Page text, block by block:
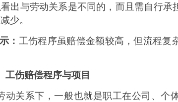
出与劳动关系是不同的，而且需自行承
少。
： 工伤程序虽赔偿金额较高，但流程复
工伤赔偿程序与项目
动关系下，一般也就是职工在公司、个